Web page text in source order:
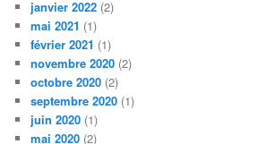
janvier 2022 (2)
mai 2021 (1)
février 2021 (1)
novembre 2020 (2)
octobre 2020 (2)
septembre 2020 (1)
juin 2020 (1)
mai 2020 (2)